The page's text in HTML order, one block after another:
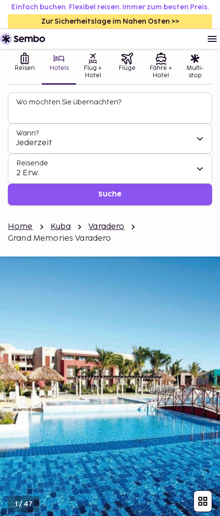
Einfach buchen. Flexibel reisen. Immer zum besten Preis.
Zur Sicherheitslage im Nahen Osten >>
Reisen Hotels
Flug +
Hotel
Flüge
Fähre +
Hotel
Multi-
stop
Wo möchten Sie übernachten?
Wann?
Jederzeit
Reisende
2 Erw.
Suche
Home Kuba
Varadero
Grand Memories Varadero
1/47